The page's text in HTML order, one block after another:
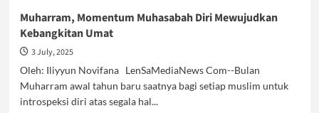
Muharram, Momentum Muhasabah Diri Mewujudkan
Kebangkitan Umat
3 July, 2025
Oleh: Iliyyun Novifana LenSaMediaNews Com--Bulan
Muharram awal tahun baru saatnya bagi setiap muslim untuk
introspeksi diri atas segala hal...